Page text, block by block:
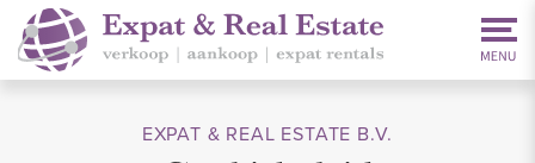
EXPAT & REAL ESTATE B.V.